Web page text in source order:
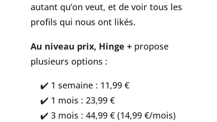
autant qu’on veut, et de voir tous les
profils qui nous ont likés.
Au niveau prix, Hinge +propose
plusieurs options :
1 semaine : 11,99 €
1 mois : 23,99 €
3 mois : 44,99 € (14,99 €/mois)